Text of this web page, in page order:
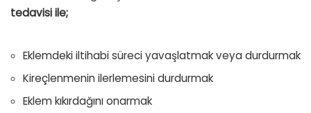
tedavisi ile;
Eklemdeki iltihabi süreci yavaşlatmak veya durdurmak
Kireçlenmenin ilerlemesini durdurmak
Eklem kıkırdağını onarmak